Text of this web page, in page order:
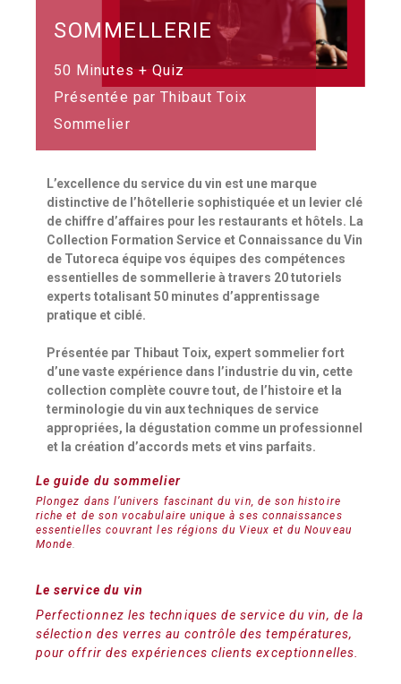
SOMMELLERIE
50 Minutes + Quiz
Présentée par Thibaut Toix
Sommelier
L’excellence du service du vin est une marque
distinctive de l’hôtellerie sophistiquée et un levier clé
de chiffre d’affaires pour les restaurants et hôtels. La
Collection Formation Service et Connaissance du Vin
de Tutoreca équipe vos équipes des compétences
essentielles de sommellerie à travers 20 tutoriels
experts totalisant 50 minutes d’apprentissage
pratique et ciblé.
Présentée par Thibaut Toix, expert sommelier fort
d’une vaste expérience dans l’industrie du vin, cette
collection complète couvre tout, de l’histoire et la
terminologie du vin aux techniques de service
appropriées, la dégustation comme un professionnel
et la création d’accords mets et vins parfaits.
Le guide du sommelier
Plongez dans l’univers fascinant du vin, de son histoire
riche et de son vocabulaire unique à ses connaissances
essentielles couvrant les régions du Vieux et du Nouveau
Monde
Le service du vin
Perfectionnez les techniques de service du vin, de la
sélection des verres au contrôle des températures,
pour offrir des expériences clients exceptionnelles.